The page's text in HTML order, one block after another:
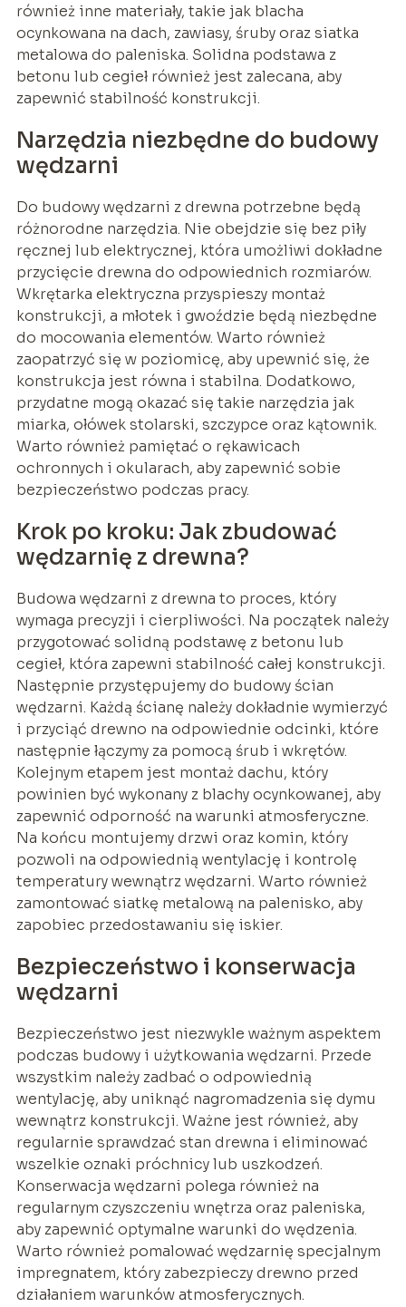
również inne materiały, takie jak blacha
ocynkowana na dach, zawiasy, śruby oraz siatka
metalowa do paleniska. Solidna podstawa z
betonu lub cegieł również jest zalecana, aby
zapewnić stabilność konstrukcji.
Narzędzia niezbędne do budowy
wędzarni
Do budowy wędzarni z drewna potrzebne będą
różnorodne narzędzia. Nie obejdzie się bez piły
ręcznej lub elektrycznej, która umożliwi dokładne
przycięcie drewna do odpowiednich rozmiarów.
Wkrętarka elektryczna przyspieszy montaż
konstrukcji, a młotek i gwoździe będą niezbędne
do mocowania elementów. Warto również
zaopatrzyć się w poziomicę, aby upewnić się, że
konstrukcja jest równa i stabilna. Dodatkowo,
przydatne mogą okazać się takie narzędzia jak
miarka, ołówek stolarski, szczypce oraz kątownik.
Warto również pamiętać o rękawicach
ochronnych i okularach, aby zapewnić sobie
bezpieczeństwo podczas pracy.
Krok po kroku: Jak zbudować
wędzarnię z drewna?
Budowa wędzarni z drewna to proces, który
wymaga precyzji i cierpliwości. Na początek należy
przygotować solidną podstawę z betonu lub
cegieł, która zapewni stabilność całej konstrukcji.
Następnie przystępujemy do budowy ścian
wędzarni. Każdą ścianę należy dokładnie wymierzyć
i przyciąć drewno na odpowiednie odcinki, które
następnie łączymy za pomocą śrub i wkrętów.
Kolejnym etapem jest montaż dachu, który
powinien być wykonany z blachy ocynkowanej, aby
zapewnić odporność na warunki atmosferyczne.
Na końcu montujemy drzwi oraz komin, który
pozwoli na odpowiednią wentylację i kontrolę
temperatury wewnątrz wędzarni. Warto również
zamontować siatkę metalową na palenisko, aby
zapobiec przedostawaniu się iskier.
Bezpieczeństwo i konserwacja
wędzarni
Bezpieczeństwo jest niezwykle ważnym aspektem
podczas budowy i użytkowania wędzarni. Przede
wszystkim należy zadbać o odpowiednią
wentylację, aby uniknąć nagromadzenia się dymu
wewnątrz konstrukcji. Ważne jest również, aby
regularnie sprawdzać stan drewna i eliminować
wszelkie oznaki próchnicy lub uszkodzeń.
Konserwacja wędzarni polega również na
regularnym czyszczeniu wnętrza oraz paleniska,
aby zapewnić optymalne warunki do wędzenia.
Warto również pomalować wędzarnię specjalnym
impregnatem, który zabezpieczy drewno przed
działaniem warunków atmosferycznych.